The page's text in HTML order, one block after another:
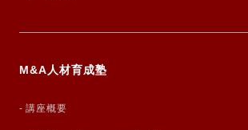
M&A人材育成塾
講座概要